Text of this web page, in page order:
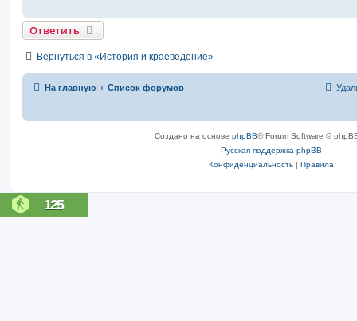
Ответить
Вернуться в «История и краеведение»
На главную Список форумов
Создано на основе phpBB® Forum Software ©
Русская поддержка phpBB
Конфиденциальность | Правила
125